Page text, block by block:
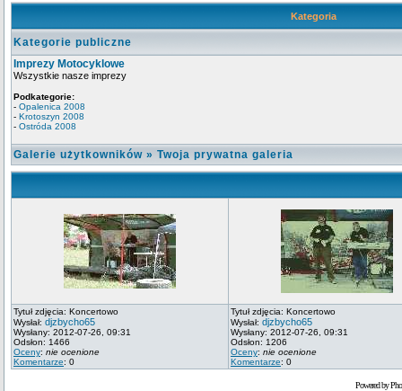
Kategoria
Kategorie publiczne
Imprezy Motocyklowe
Wszystkie nasze imprezy
Podkategorie:
- Opalenica 2008
- Krotoszyn 2008
- Ostróda 2008
Galerie użytkowników » Twoja prywatna galeria
Tytuł zdjęcia: Koncertowo
Wysłał: djzbycho65
Wysłany: 2012-07-26, 09:31
Odsłon: 1466
Oceny: nie ocenione
Komentarze: 0
Tytuł zdjęcia: Koncertowo
Wysłał: djzbycho65
Wysłany: 2012-07-26, 09:31
Odsłon: 1206
Oceny: nie ocenione
Komentarze: 0
Powered by